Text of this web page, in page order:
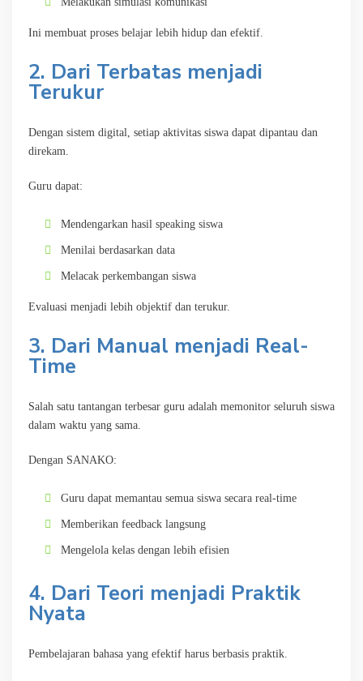
Ini membuat proses belajar lebih hidup dan efektif.
2. Dari Terbatas menjadi
Terukur
Dengan sistem digital, setiap aktivitas siswa dapat dipantau dan
direkam.
Guru dapat:
Mendengarkan hasil speaking siswa
Menilai berdasarkan data
Melacak perkembangan siswa
Evaluasi menjadi lebih objektif dan terukur.
3. Dari Manual menjadi Real-
Time
Salah satu tantangan terbesar guru adalah memonitor seluruh siswa
dalam waktu yang sama.
Dengan SANAKO:
Guru dapat memantau semua siswa secara real-time
Memberikan feedback langsung
Mengelola kelas dengan lebih efisien
4. Dari Teori menjadi Praktik
Nyata
Pembelajaran bahasa yang efektif harus berbasis praktik.